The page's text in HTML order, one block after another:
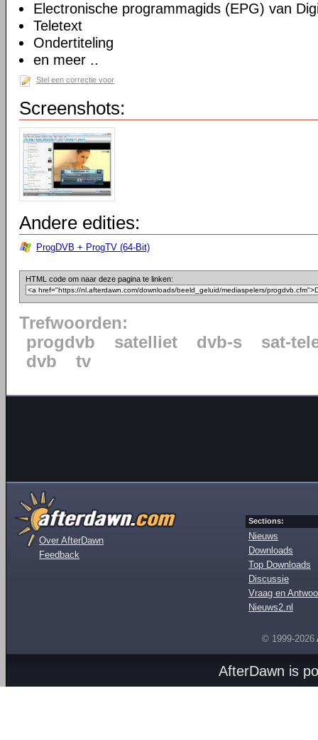
Electronische programmagids (EPG) van
Teletext
Ondertiteling
en meer ..
Stel een correctie voor
Screenshots:
Andere edities:
ProgDVB + ProgTV (64-Bit)
HTML code om naar deze pagina te linken:
Trefwoorden:
progdvb
satelliet dvb-s
sat-
dvb
tv
Over AfterDawn
Feedback
Sections:
Nieuws
Downloads
Top Downloads
Discussie
Vraag en
Nieuws2.nl
© 1999-2026
AfterDawn is